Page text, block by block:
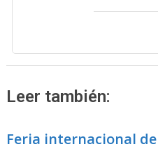
Leer también:
Feria internacional